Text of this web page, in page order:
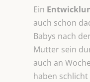
Ein
auch schon
Babys nach
Mutter sein
auch an
haben schlicht